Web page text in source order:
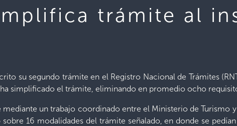
trámite al
su segundo trámite en el Registro Nacional de Trámites
simplificado el trámite, eliminando en promedio ocho
mediante un trabajo coordinado entre el Ministerio de Turismo
16 modalidades del trámite señalado, en donde se